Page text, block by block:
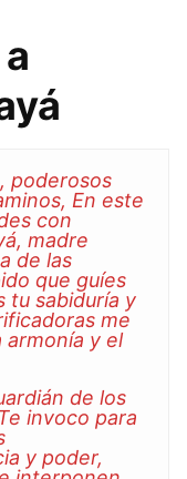
poderosos
En este
con
madre
de las
que guíes
tu sabiduría y
me
armonía y el
de los
invoco para
y poder,